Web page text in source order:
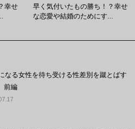
幸せ
早く気付いたもの勝ち！？幸せ
な恋愛や結婚のためにす...
なる女性を待ち受ける性差別を蹴とばす
前編